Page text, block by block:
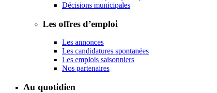
Décisions municipales
Les offres d’emploi
Les annonces
Les candidatures spontanées
Les emplois saisonniers
Nos partenaires
Au quotidien